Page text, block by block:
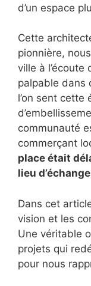
d’un espace
Cette
pionnière,
ville à
palpable dans
l’on sent cette
communauté
commerçant
place était
lieu
Dans cet
vision et les
Une véritable
projets qui
pour nous